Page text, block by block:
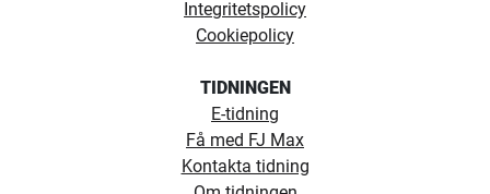
Integritetspolicy
Cookiepolicy
TIDNINGEN
E-tidning
Få med FJ Max
Kontakta tidning